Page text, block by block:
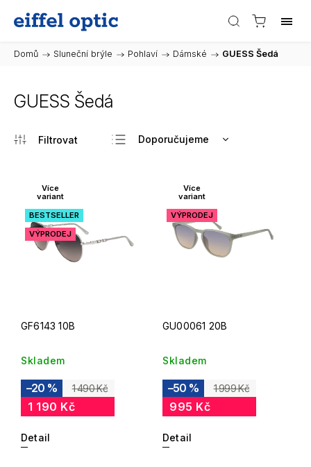
Domů / Sluneční brýle / Pohlaví / Dámské / GUESS Šedá
GUESS Šedá
Doporučujeme
Nejdražší
Abecedně
Více
variant
BESTSELLER
VÝPRODEJ
GF6143 10B
Skladem
1 490 Kč
–20 %
1 190 Kč
Detail
Více
variant
VÝPRODEJ
GU00061 20B
Skladem
1 999 Kč
–50 %
995 Kč
Detail